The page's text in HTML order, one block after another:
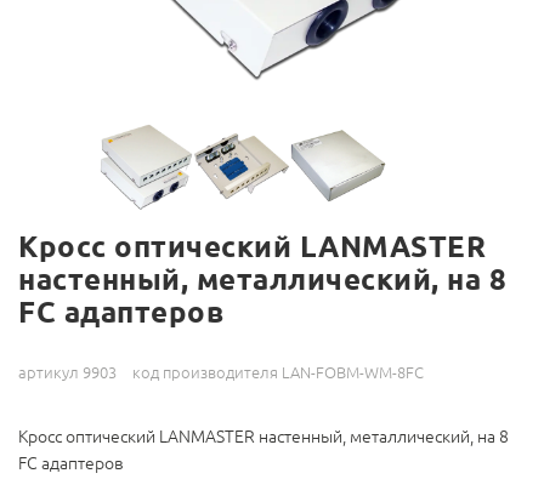
Кросс оптический LANMASTER
настенный, металлический, на 8
FC адаптеров
артикул 9903 код производителя LAN-FOBM-WM-8FC
Кросс оптический LANMASTER настенный, металлический, на 8
FC адаптеров